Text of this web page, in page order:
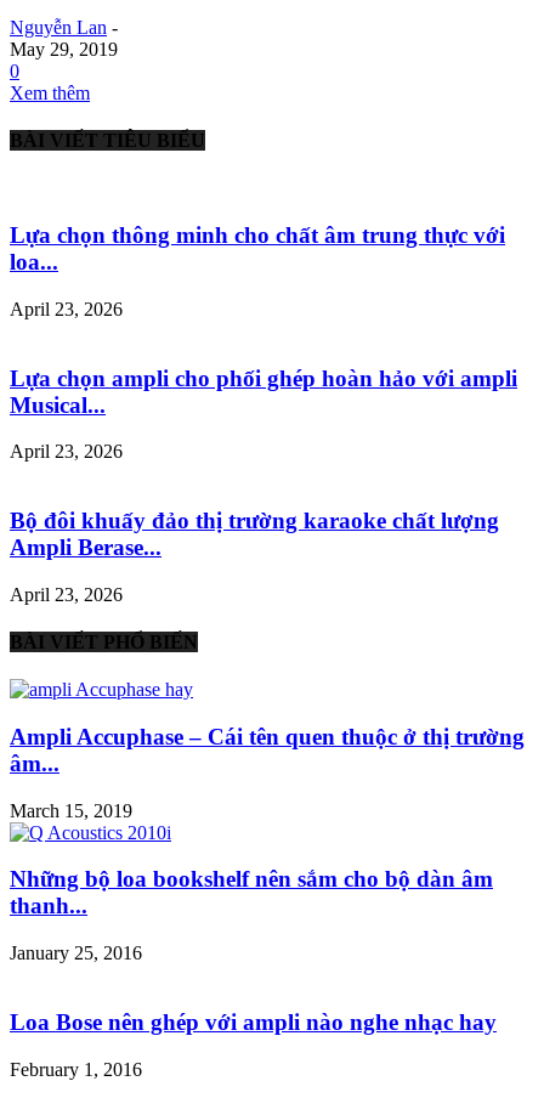
Nguyễn Lan -
May 29, 2019
0
Xem thêm
BÀI VIẾT TIÊU BIỂU
Lựa chọn thông minh cho chất âm trung thực với
loa...
April 23, 2026
Lựa chọn ampli cho phối ghép hoàn hảo với ampli
Musical...
April 23, 2026
Bộ đôi khuấy đảo thị trường karaoke chất lượng
Ampli Berase...
April 23, 2026
BÀI VIẾT PHỔ BIẾN
Ampli Accuphase – Cái tên quen thuộc ở thị trường
âm...
March 15, 2019
Những bộ loa bookshelf nên sắm cho bộ dàn âm
thanh...
January 25, 2016
Loa Bose nên ghép với ampli nào nghe nhạc hay
February 1, 2016